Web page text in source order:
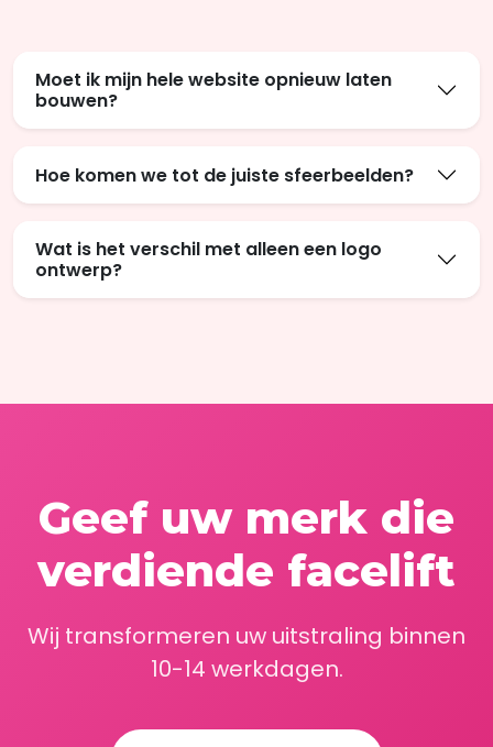
Moet ik mijn hele website opnieuw laten
bouwen?
Hoe komen we tot de juiste sfeerbeelden?
Wat is het verschil met alleen een logo
ontwerp?
Geef uw merk die
verdiende facelift
Wij transformeren uw uitstraling binnen
10-14 werkdagen.